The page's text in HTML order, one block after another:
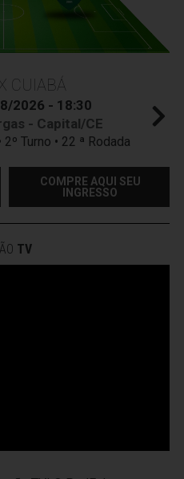
CUIABÁ
2026 - 18:30
- Capital/CE
Turno • 22 ª Rodada
COMPRE AQUI SEU
INGRESSO
TV